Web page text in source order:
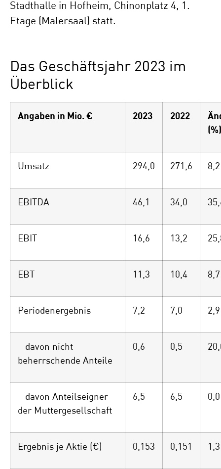
Stadthalle in Hofheim, Chinonplatz 4, 1.
Etage (Malersaal) statt.
Das Geschäftsjahr 2023 im
Überblick
Angaben in Mio. € 2023 2022
(%)
Umsatz 294,0 271,6 8,2
EBITDA 46,1 34,0
EBIT 16,6 13,2
EBT 11,3 10,4 8,7
Periodenergebnis 7,2 7,0 2,9
davon nicht
beherrschende Anteile
0,6 0,5
davon Anteilseigner
der Muttergesellschaft
6,5 6,5 0,0
Ergebnis je Aktie (€) 0,153 0,151 1,3